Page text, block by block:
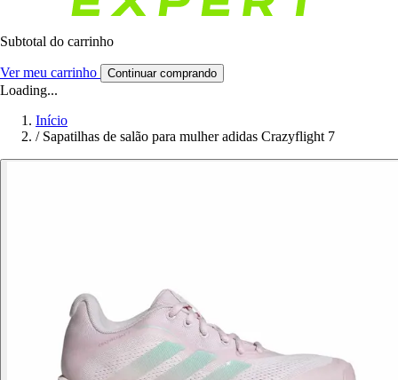
Subtotal do carrinho
Ver meu carrinho Continuar comprando
Loading...
Início
/ Sapatilhas de salão para mulher adidas Crazyflight 7